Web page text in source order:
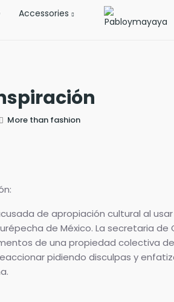
Accessories
More than fashion
de apropiación cultural al
de México. La secretaria de
de una propiedad colectiva
pidiendo disculpas y